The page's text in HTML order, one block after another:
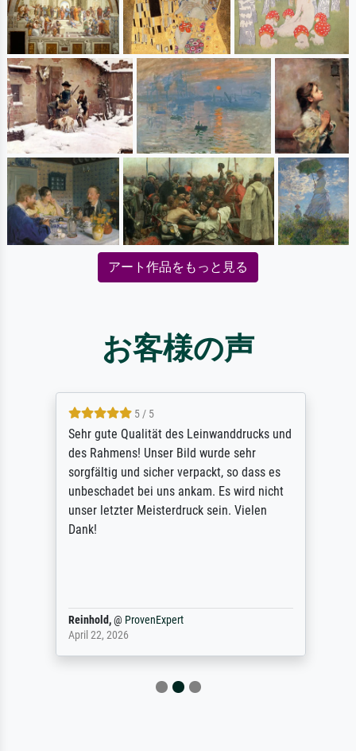
アート作品をもっと見る
お客様の声
5 / 5
Sehr gute Qualität des Leinwanddrucks und
des Rahmens! Unser Bild wurde sehr
sorgfältig und sicher verpackt, so dass es
unbeschadet bei uns ankam. Es wird nicht
unser letzter Meisterdruck sein. Vielen
Dank!
Reinhold,@ ProvenExpert
April 22, 2026